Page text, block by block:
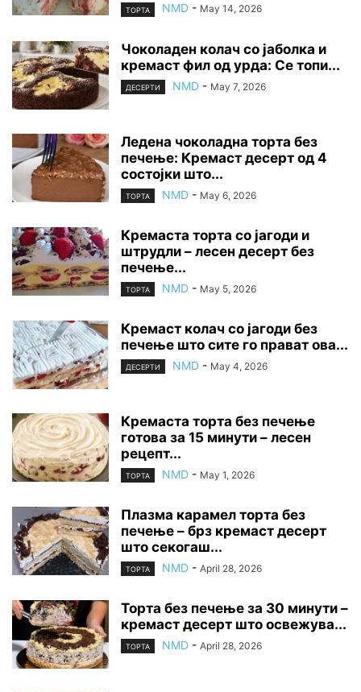
ТОРТА NMD - May 14, 2026
Чоколаден колач со јаболка и
кремаст фил од урда: Се топи...
ДЕСЕРТИ NMD - May 7, 2026
Ледена чоколадна торта без
печење: Кремаст десерт од 4
состојки што...
ТОРТА NMD - May 6, 2026
Кремаста торта со јагоди и
штрудли – лесен десерт без
печење...
ТОРТА NMD - May 5, 2026
Кремаст колач со јагоди без
печење што сите го прават ова...
ДЕСЕРТИ NMD - May 4, 2026
Кремаста торта без печење
готова за 15 минути – лесен
рецепт...
ТОРТА NMD - May 1, 2026
Плазма карамел торта без
печење – брз кремаст десерт
што секогаш...
ТОРТА NMD - April 28, 2026
Торта без печење за 30 минути –
кремаст десерт што освежува...
ТОРТА NMD - April 28, 2026